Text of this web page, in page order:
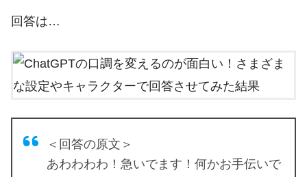
回答は…
＜回答の原文＞
あわわわわ！急いでます！何かお手伝いで